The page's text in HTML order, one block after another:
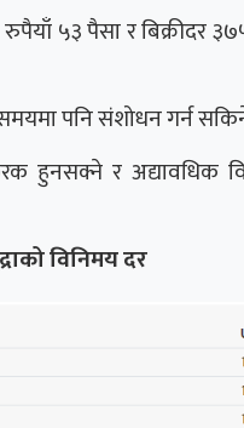
५३ पैसा र बिक्रीदर
पनि संशोधन गर्न
हुनसक्ने र अद्यावधिक
विनिमय दर